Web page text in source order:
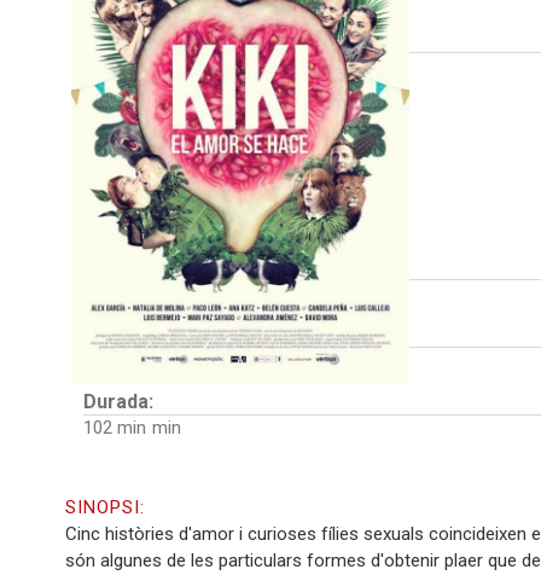
Intèrprets:
Belén Cuesta
Candela Peña
Natalia de Molina
Alexandra Jiménez
Paco León
Luis Callejo
Mari Paz Sayago
Fotografia:
Kiko de la Rica
Durada:
102 min
SINOPSI:
Cinc històries d'amor i curioses fílies sexuals coincideixen
són algunes de les particulars formes d'obtenir plaer que